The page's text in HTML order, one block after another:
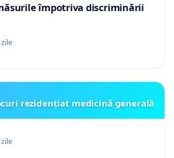
împotriva discriminării
rezidențiat medicină generală